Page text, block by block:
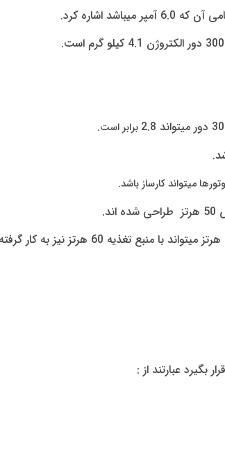
اشاره کرد.
برابر است.
میتواند کارساز باشد.